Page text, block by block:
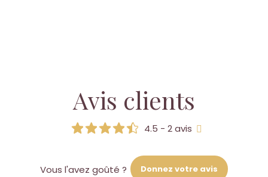
Avis clients
4.5 - 2 avis
Vous l'avez goûté ? Donnez votre avis